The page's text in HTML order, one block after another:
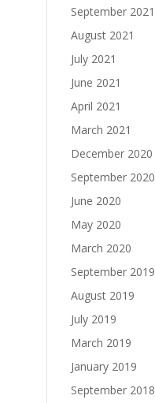
September 2021
August 2021
July 2021
June 2021
April 2021
March 2021
December 2020
September 2020
June 2020
May 2020
March 2020
September 2019
August 2019
July 2019
March 2019
January 2019
September 2018